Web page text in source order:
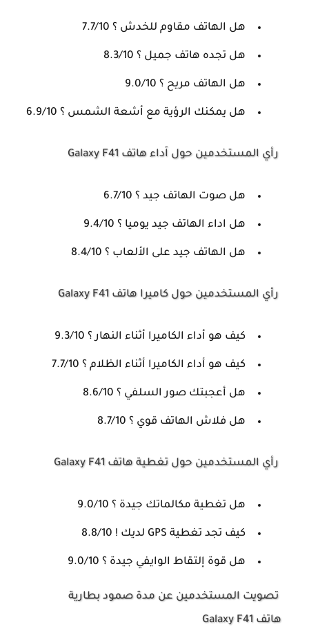
هل الهاتف مقاوم للخدش ؟ 7.7/10
هل تجده هاتف جميل ؟ 8.3/10
هل الهاتف مريح ؟ 9.0/10
هل يمكنك الرؤية مع أشعة الشمس ؟ 6.9/10
رأي المستخدمين حول اَداء هاتف Galaxy F41
هل صوت الهاتف جيد ؟ 6.7/10
هل اداء الهاتف جيد يوميا ؟ 9.4/10
هل الهاتف جيد على الألعاب ؟ 8.4/10
رأي المستخدمين حول كاميرا هاتف Galaxy F41
كيف هو أداء الكاميرا أثناء النهار ؟ 9.3/10
كيف هو أداء الكاميرا أثناء الظلام ؟ 7.7/10
هل أعجبتك صور السلفي ؟ 8.6/10
هل فلاش الهاتف قوي ؟ 8.7/10
رأي المستخدمين حول تغطية هاتف Galaxy F41
هل تغطية مكالماتك جيدة ؟ 9.0/10
كيف تجد تغطية GPS لديك ! 8.8/10
هل قوة إلتقاط الوايفي جيدة ؟ 9.0/10
تصويت المستخدمين عن مدة صمود بطارية
هاتف Galaxy F41